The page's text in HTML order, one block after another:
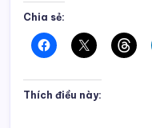
Chia sẻ:
Thích điều này: